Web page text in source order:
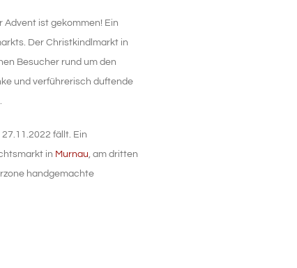
Advent ist gekommen! Ein
Der Christkindlmarkt in
Besucher rund um den
und verführerisch duftende
fällt. Ein
in Murnau, am dritten
handgemachte